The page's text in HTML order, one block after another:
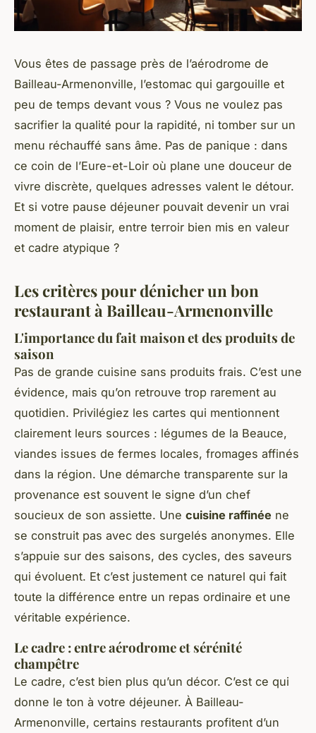
Vous êtes de passage près de l’aérodrome de
Bailleau-Armenonville, l’estomac qui gargouille et
peu de temps devant vous ? Vous ne voulez pas
sacrifier la qualité pour la rapidité, ni tomber sur un
menu réchauffé sans âme. Pas de panique : dans
ce coin de l’Eure-et-Loir où plane une douceur de
vivre discrète, quelques adresses valent le détour.
Et si votre pause déjeuner pouvait devenir un vrai
moment de plaisir, entre terroir bien mis en valeur
et cadre atypique ?
Les critères pour dénicher un bon
restaurant à Bailleau-Armenonville
L'importance du fait maison et des produits de
saison
Pas de grande cuisine sans produits frais. C’est une
évidence, mais qu’on retrouve trop rarement au
quotidien. Privilégiez les cartes qui mentionnent
clairement leurs sources : légumes de la Beauce,
viandes issues de fermes locales, fromages affinés
dans la région. Une démarche transparente sur la
provenance est souvent le signe d’un chef
soucieux de son assiette. Une cuisine raffinée ne
se construit pas avec des surgelés anonymes. Elle
s’appuie sur des saisons, des cycles, des saveurs
qui évoluent. Et c’est justement ce naturel qui fait
toute la différence entre un repas ordinaire et une
véritable expérience.
Le cadre : entre aérodrome et sérénité
champêtre
Le cadre, c’est bien plus qu’un décor. C’est ce qui
donne le ton à votre déjeuner. À Bailleau-
Armenonville, certains restaurants profitent d’un